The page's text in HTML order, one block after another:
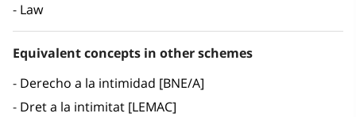
Law
Equivalent concepts in other schemes
Derecho a la intimidad [BNE/A]
Dret a la intimitat [LEMAC]